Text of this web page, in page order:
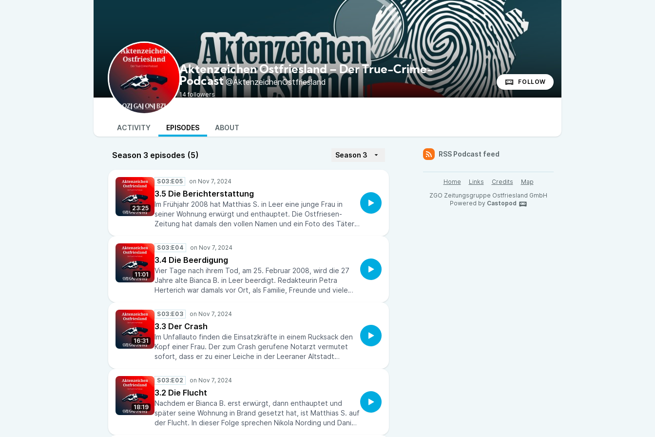
Aktenzeichen Ostfriesland – Der True-Crime-
Podcast @AktenzeichenOstfriesland
14 followers
FOLLOW
ACTIVITY EPISODES ABOUT
Season 3 episodes (5) Season 3
23:25
S03:E05
3.5 Die Berichterstattung
Im Frühjahr 2008 hat Matthias S. in Leer eine junge Frau in
seiner Wohnung erwürgt und enthauptet. Die Ostfriesen-
Zeitung hat damals den vollen Namen und ein Foto des Täters
heutzutage mit einem solchen Fall schwerster Kriminalität
umgehen? Nikola Nording und Daniel Noglik haben mit
Chefredakteur Lars Reckermann über den Pressekodex,
Persönlichkeitsrechte und die Glaubwürdigkeit des
Lokaljournalismus gesprochen.
11:01
S03:E04
3.4 Die Beerdigung
Vier Tage nach ihrem Tod, am 25. Februar 2008, wird die 27
Jahre alte Bianca B. in Leer beerdigt. Redakteurin Petra
Herterich war damals vor Ort, als Familie, Freunde und viele
Journalistin hat sich auch mit Bianca S. selbst beschäftigt – um
nicht nur dem Täter, sondern auch dem Opfer ein Gesicht,
eine Geschichte zu geben, wie sie sagt. Nikola Nording und
Daniel Noglik haben mit ihr gesprochen.
16:31
S03:E03
3.3 Der Crash
Im Unfallauto finden die Einsatzkräfte in einem Rucksack den
Kopf einer Frau. Der zum Crash gerufene Notarzt vermutet
sofort, dass er zu einer Leiche in der Leeraner Altstadt
Tatort gewesen. Und als er erstmals das Gesicht des jungen
Opfers sieht, erkennt er die Frau plötzlich wieder. In dieser
Folge sprechen Nikola Nording und Daniel Noglik über den
Unfall des Täters und die Einsatzkräfte, denen sich ein Bild
des Schreckens bot.
18:19
S03:E02
3.2 Die Flucht
Nachdem er Bianca B. erst erwürgt, dann enthauptet und
später seine Wohnung in Brand gesetzt hat, ist Matthias S. auf
der Flucht. In dieser Folge sprechen Nikola Nording und Daniel
RSS Podcast feed
Home Links Credits
Map
ZGO Zeitungsgruppe Ostfriesland GmbH
Powered by Castopod